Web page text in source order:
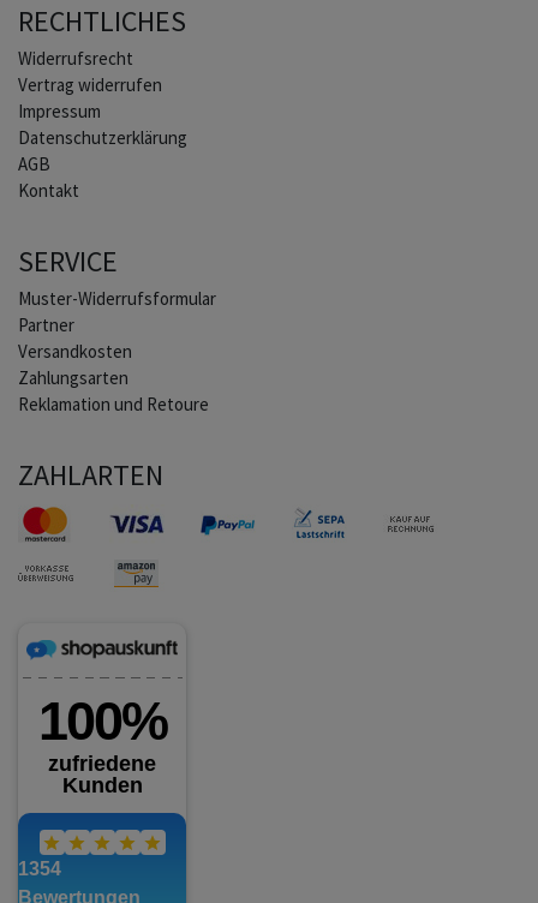
RECHTLICHES
Widerrufs­recht
Vertrag widerrufen
Impressum
Daten­schutz­erklärung
AGB
Kontakt
SERVICE
Muster-Widerrufsformular
Partner
Versandkosten
Zahlungsarten
Reklamation und Retoure
ZAHLARTEN